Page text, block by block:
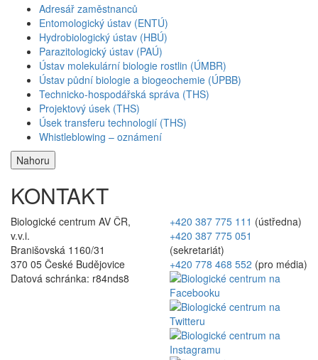
Adresář zaměstnanců
Entomologický ústav (ENTÚ)
Hydrobiologický ústav (HBÚ)
Parazitologický ústav (PAÚ)
Ústav molekulární biologie rostlin (ÚMBR)
Ústav půdní biologie a biogeochemie (ÚPBB)
Technicko-hospodářská správa (THS)
Projektový úsek (THS)
Úsek transferu technologií (THS)
Whistleblowing – oznámení
Nahoru
KONTAKT
Biologické centrum AV ČR,
v.v.i.
Branišovská 1160/31
370 05 České Budějovice
Datová schránka: r84nds8
+420 387 775 111 (ústředna)
+420 387 775 051
(sekretariát)
+420 778 468 552 (pro média)